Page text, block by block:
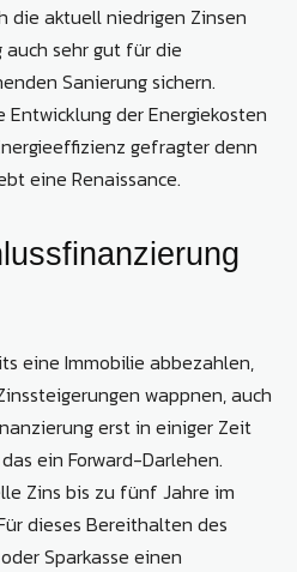
die aktuell niedrigen Zinsen
sehr gut für die
Sanierung sichern.
der Energiekosten
gefragter denn
eine Renaissance.
eine Immobilie abbezahlen,
wappnen, auch
erst in einiger Zeit
ein Forward-Darlehen.
Zins bis zu fünf Jahre im
dieses Bereithalten des
Sparkasse einen